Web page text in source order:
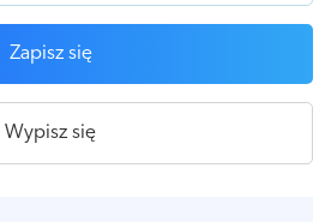
Zapisz się
Wypisz się